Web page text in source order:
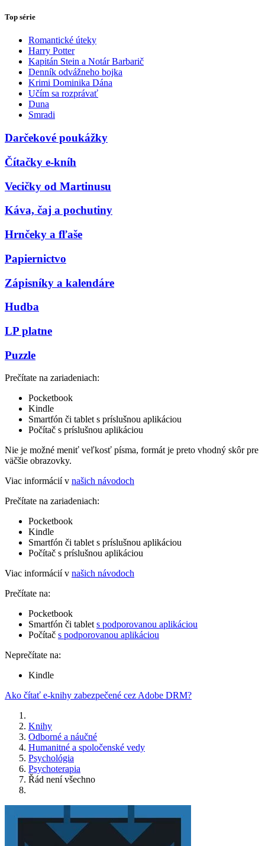
Top série
Romantické úteky
Harry Potter
Kapitán Stein a Notár Barbarič
Denník odvážneho bojka
Krimi Dominika Dána
Učím sa rozprávať
Duna
Smradi
Darčekové poukážky
Čítačky e-kníh
Vecičky od Martinusu
Káva, čaj a pochutiny
Hrnčeky a fľaše
Papiernictvo
Zápisníky a kalendáre
Hudba
LP platne
Puzzle
Prečítate na zariadeniach:
Pocketbook
Kindle
Smartfón či tablet s príslušnou aplikáciou
Počítač s príslušnou aplikáciou
Nie je možné meniť veľkosť písma, formát je preto vhodný skôr pre
väčšie obrazovky.
Viac informácií v našich návodoch
Prečítate na zariadeniach:
Pocketbook
Kindle
Smartfón či tablet s príslušnou aplikáciou
Počítač s príslušnou aplikáciou
Viac informácií v našich návodoch
Prečítate na:
Pocketbook
Smartfón či tablet s podporovanou aplikáciou
Počítač s podporovanou aplikáciou
Neprečítate na:
Kindle
Ako čítať e-knihy zabezpečené cez Adobe DRM?
Knihy
Odborné a náučné
Humanitné a spoločenské vedy
Psychológia
Psychoterapia
Řád není všechno